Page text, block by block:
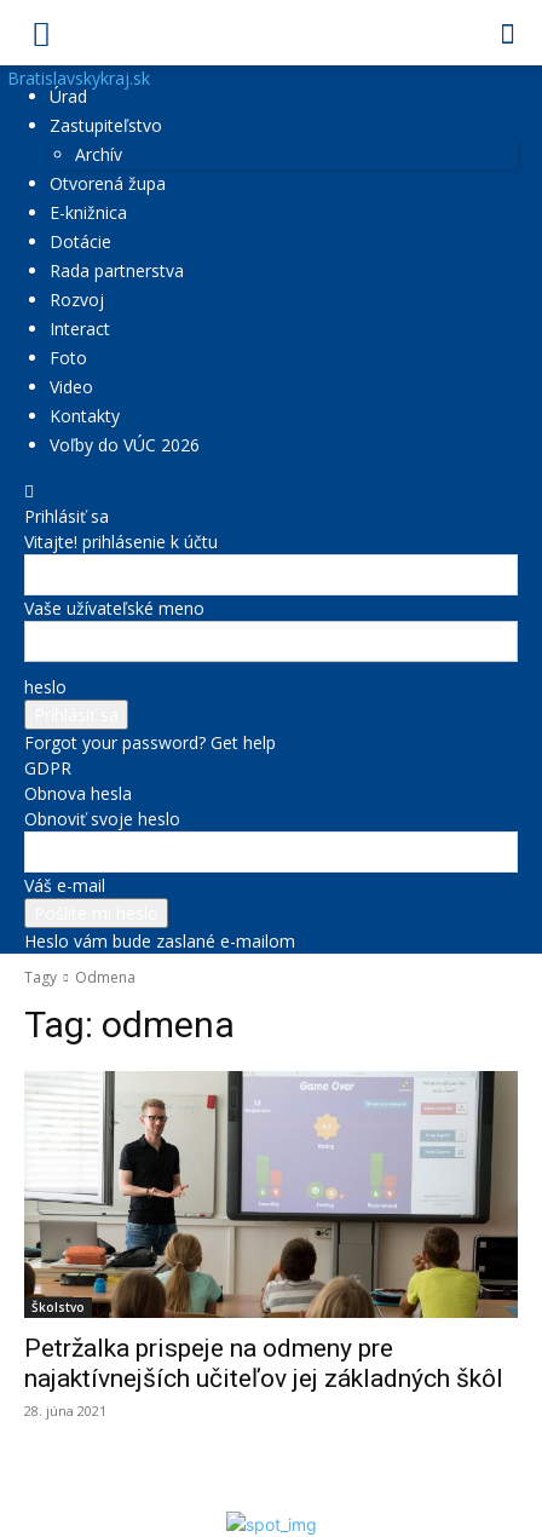
Bratislavskykraj.sk
Úrad
Zastupiteľstvo
Archív
Otvorená župa
E-knižnica
Dotácie
Rada partnerstva
Rozvoj
Interact
Foto
Video
Kontakty
Voľby do VÚC 2026
Prihlásiť sa
Vitajte! prihlásenie k účtu
Vaše užívateľské meno
heslo
Forgot your password? Get help
GDPR
Obnova hesla
Obnoviť svoje heslo
Váš e-mail
Heslo vám bude zaslané e-mailom
Tagy Odmena
Tag: odmena
Školstvo
Petržalka prispeje na odmeny pre
najaktívnejších učiteľov jej základných škôl
28. júna 2021